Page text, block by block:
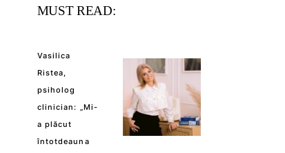
MUST READ:
Vasilica
Ristea,
psiholog
clinician: „Mi-
a plăcut
întotdeauna